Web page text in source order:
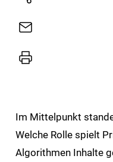
E-
Drucker
Im Mittelpunkt
Welche Rolle spielt
Algorithmen Inhalte